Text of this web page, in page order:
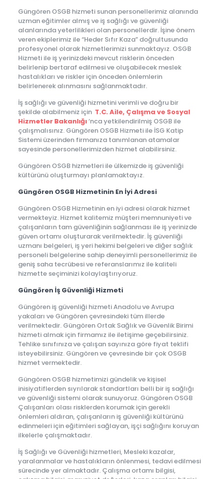
Güngören OSGB hizmeti sunan personellerimiz alanında
uzman eğitimler almış ve iş sağlığı ve güvenliği
alanlarında yeterlilikleri olan personellerdir. İşine önem
veren ekiplerimiz ile “Heder Sıfır Kaza” doğrultusunda
profesyonel olarak hizmetlerimizi sunmaktayız. OSGB
Hizmeti ile iş yerinizdeki mevcut risklerin önceden
belirlenip bertaraf edilmesi ve oluşabilecek meslek
hastalıkları ve riskler için önceden önlemlerin
belirlenerek alınmasını sağlanmaktadır.
İş sağlığı ve güvenliği hizmetini verimli ve doğru bir
şekilde alabilmeniz için T.C. Aile, Çalışma ve Sosyal
Hizmetler Bakanlığı‘nca yetkilendirilmiş OSGB ile
çalışmalısınız. Güngören OSGB Hizmeti ile İSG Katip
Sistemi üzerinden firmanıza tanımlanan atamalar
sayesinde personellerimizden hizmet alabilirsiniz.
Güngören OSGB hizmetleri ile ülkemizde iş güvenliği
kültürünü oluşturmayı planlamaktayız.
Güngören OSGB Hizmetinin En İyi Adresi
Güngören OSGB Hizmetinin en iyi adresi olarak hizmet
vermekteyiz. Hizmet kalitemiz müşteri memnuniyeti ve
çalışanların tam güvenliğinin sağlanması ile iş yerinizde
güven ortamı oluşturarak verilmektedir. İş güvenliği
uzmanı belgeleri, iş yeri hekimi belgeleri ve diğer sağlık
personeli belgelerine sahip deneyimli personellerimiz ile
geniş saha tecrübesi ve referanslarımız ile kaliteli
hizmette seçiminizi kolaylaştırıyoruz.
Güngören İş Güvenliği Hizmeti
Güngören iş güvenliği hizmeti Anadolu ve Avrupa
yakaları ve Güngören çevresindeki tüm illerde
verilmektedir. Güngören Ortak Sağlık ve Güvenlik Birimi
hizmeti almak için firmamız ile iletişime geçebilirsiniz.
Tehlike sınıfınıza ve çalışan sayınıza göre fiyat teklifi
isteyebilirsiniz. Güngören ve çevresinde bir çok OSGB
hizmet vermektedir.
Güngören OSGB hizmetimizi gündelik ve kişisel
inisiyatiflerden sıyrılarak standartları belli bir iş sağlığı
ve güvenliği sistemi olarak sunuyoruz. Güngören OSGB
Çalışanları olası risklerden korumak için gerekli
önlemleri aldıran, çalışanların iş güvenliği kültürünü
edinmeleri için eğitimleri sağlayan, işçi sağlığını koruyan
ilkelerle çalışmaktadır.
İş Sağlığı ve Güvenliği hizmetleri, Mesleki kazalar,
yaralanmalar ve hastalıkların önlenmesi, tedavi edilmesi
sürecinde yer almaktadır. Çalışma ortamı bilgisi,